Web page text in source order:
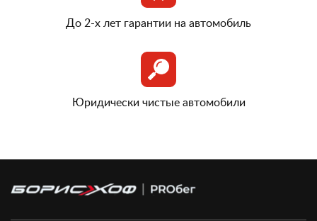
До 2-х лет гарантии на автомобиль
Юридически чистые автомобили